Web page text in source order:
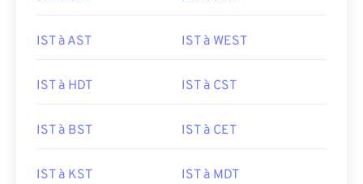
IST à AST IST à WEST
IST à HDT IST à CST
IST à BST IST à CET
IST à KST IST à MDT